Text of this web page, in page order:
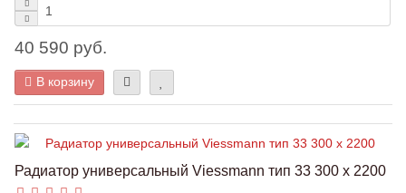
40 590 руб.
В корзину
Радиатор универсальный Viessmann тип 33 300 x 2200